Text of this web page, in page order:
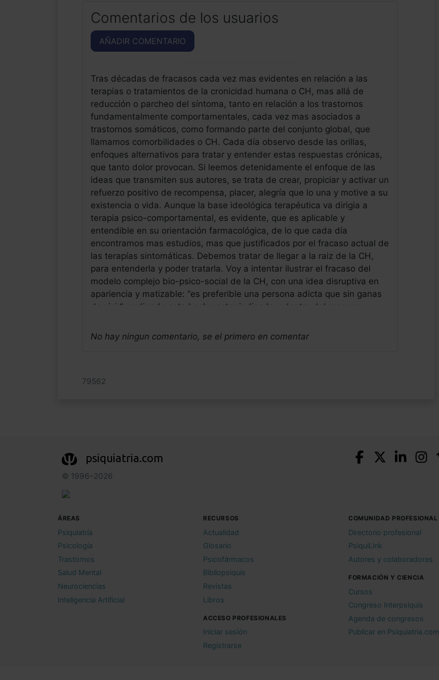
Comentarios de los usuarios
AÑADIR COMENTARIO
Tras décadas de fracasos cada vez mas evidentes en relación a las
terapias o tratamientos de la cronicidad humana o CH, mas allá de
reducción o parcheo del síntoma, tanto en relación a los trastornos
fundamentalmente comportamentales, cada vez mas asociados a
trastornos somáticos, como formando parte del conjunto global, que
llamamos comorbilidades o CH. Cada día observo desde las orillas,
enfoques alternativos para tratar y entender estas respuestas crónicas,
que tanto dolor provocan. Si leemos detenidamente el enfoque de las
ideas que transmiten sus autores, se trata de crear, propiciar y activar un
refuerzo positivo de recompensa, placer, alegría que lo una y motive a su
existencia o vida. Aunque la base ideológica terapéutica va dirigia a
terapia psico-comportamental, es evidente, que es aplicable y
entendible en su orientación farmacológica, de lo que cada día
encontramos mas estudios, mas que justificados por el fracaso actual de
las terapías sintomáticas. Debemos tratar de llegar a la raiz de la CH,
para entenderla y poder tratarla. Voy a intentar ilustrar el fracaso del
modelo complejo bio-psico-social de la CH, con una idea disruptiva en
apariencia y matizable: “es preferible una persona adicta que sin ganas
de vivir”, pudiendo este hecho estar indicado y dentro del proceso
guerra al placer, a la alegría y a la calma posterior, nos ciega. Saludos
alegres del neandertal hiperactivo de Sevilla
Fecha: 15/05/2026
No hay ningun comentario, se el primero en comentar
79562
psiquiatria.com
© 1996–2026
ÁREAS
Psiquiatría
Psicología
Trastornos
Salud Mental
Neurociencias
Inteligencia Artificial
RECURSOS
Actualidad
Glosario
Psicofármacos
Bibliopsiquis
Revistas
Libros
ACCESO PROFESIONALES
Iniciar sesión
Registrarse
COMUNIDAD PROFESIONAL
Directorio profesional
PsiquiLink
Autores y colaboradores
FORMACIÓN Y CIENCIA
Cursos
Congreso Interpsiquis
Agenda de congresos
Publicar en Psiquiatria.com